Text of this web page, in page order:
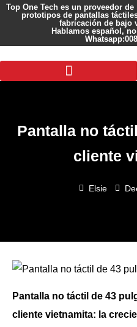
Top One Tech es un proveedor
prototipos de pantallas
fabricación de bajo
Hablamos español,
Pantalla no
cliente
Elsie
Pantalla no táctil de 43
cliente vietnamita: la